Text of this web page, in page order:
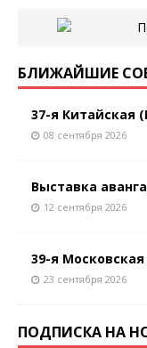
БЛИЖАЙШИЕ
37-я Китайская
08 сентября 2026
Выставка
12 сентября 2026
39-я
23 сентября 2026
ПОДПИСКА НА